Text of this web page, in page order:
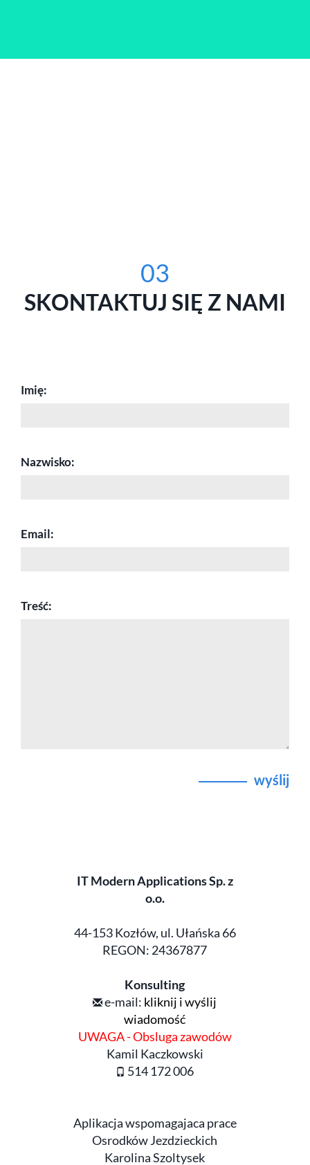
03
SKONTAKTUJ SIĘ Z NAMI
Imię:
Nazwisko:
Email:
Treść:
wyślij
IT Modern Applications Sp. z
o.o.
44-153 Kozłów, ul. Ułańska 66
REGON: 24367877
Konsulting
e-mail: kliknij i wyślij
wiadomość
UWAGA - Obsluga zawodów
Kamil Kaczkowski
514 172 006
Aplikacja wspomagajaca prace
Osrodków Jezdzieckich
Karolina Szoltysek